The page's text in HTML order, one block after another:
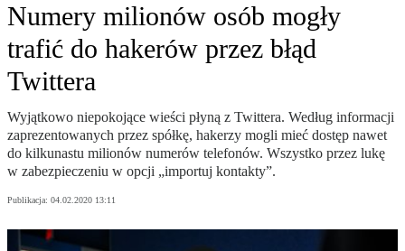
Numery milionów osób mogły
trafić do hakerów przez błąd
Twittera
Wyjątkowo niepokojące wieści płyną z Twittera. Według informacji
zaprezentowanych przez spółkę, hakerzy mogli mieć dostęp nawet
do kilkunastu milionów numerów telefonów. Wszystko przez lukę
w zabezpieczeniu w opcji „importuj kontakty”.
Publikacja: 04.02.2020 13:11